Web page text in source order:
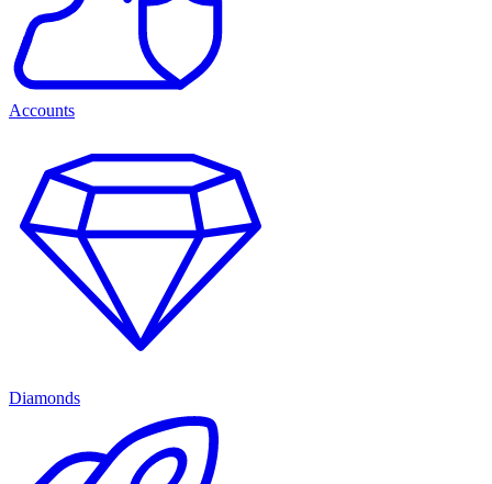
Accounts
Diamonds